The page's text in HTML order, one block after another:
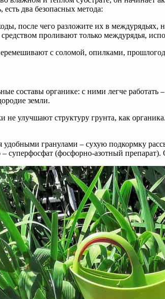
два безопасных метода:
после чего разложите их в междурядьях,
проливают только междурядья,
с соломой, опилками,
составы органике: с ними легче
земли.
улучшают структуру грунта, как
гранулами – сухую подкормку
– суперфосфат (фосфорно-азотный